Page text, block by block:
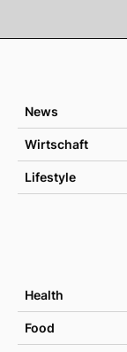
News
Wirtschaft
Lifestyle
Health
Food